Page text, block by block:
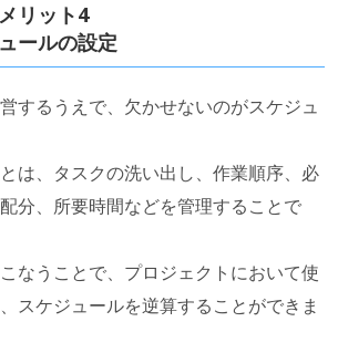
リット4
ールの設定
するうえで、欠かせないのがスケジュ
は、タスクの洗い出し、作業順序、必
分、所要時間などを管理することで
なうことで、プロジェクトにおいて使
スケジュールを逆算することができま